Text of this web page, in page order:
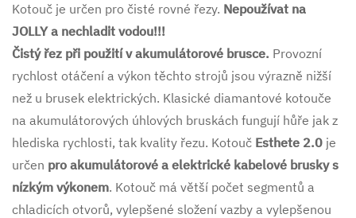
Kotouč je určen pro čisté rovné řezy. Nepoužívat na
JOLLY a nechladit vodou!!!
Čistý řez při použití v akumulátorové brusce. Provozní
rychlost otáčení a výkon těchto strojů jsou výrazně nižší
než u brusek elektrických. Klasické diamantové kotouče
na akumulátorových úhlových bruskách fungují hůře jak z
hlediska rychlosti, tak kvality řezu. Kotouč Esthete 2.0 je
určen pro akumulátorové a elektrické kabelové brusky s
nízkým výkonem. Kotouč má větší počet segmentů a
chladicích otvorů, vylepšené složení vazby a vylepšenou